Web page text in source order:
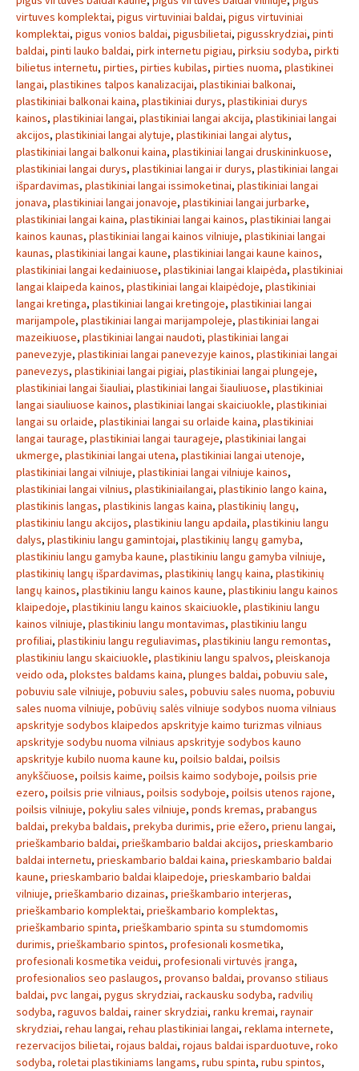
virtuves komplektai, pigus virtuviniai baldai, pigus virtuviniai
komplektai, pigus vonios baldai, pigusbilietai, pigusskrydziai, pinti
baldai, pinti lauko baldai, pirk internetu pigiau, pirksiu sodyba, pirkti
bilietus internetu, pirties, pirties kubilas, pirties nuoma, plastikinei
langai, plastikines talpos kanalizacijai, plastikiniai balkonai,
plastikiniai balkonai kaina, plastikiniai durys, plastikiniai durys
kainos, plastikiniai langai, plastikiniai langai akcija, plastikiniai langai
akcijos, plastikiniai langai alytuje, plastikiniai langai alytus,
plastikiniai langai balkonui kaina, plastikiniai langai druskininkuose,
plastikiniai langai durys, plastikiniai langai ir durys, plastikiniai langai
išpardavimas, plastikiniai langai issimoketinai, plastikiniai langai
jonava, plastikiniai langai jonavoje, plastikiniai langai jurbarke,
plastikiniai langai kaina, plastikiniai langai kainos, plastikiniai langai
kainos kaunas, plastikiniai langai kainos vilniuje, plastikiniai langai
kaunas, plastikiniai langai kaune, plastikiniai langai kaune kainos,
plastikiniai langai kedainiuose, plastikiniai langai klaipėda, plastikiniai
langai klaipeda kainos, plastikiniai langai klaipėdoje, plastikiniai
langai kretinga, plastikiniai langai kretingoje, plastikiniai langai
marijampole, plastikiniai langai marijampoleje, plastikiniai langai
mazeikiuose, plastikiniai langai naudoti, plastikiniai langai
panevezyje, plastikiniai langai panevezyje kainos, plastikiniai langai
panevezys, plastikiniai langai pigiai, plastikiniai langai plungeje,
plastikiniai langai šiauliai, plastikiniai langai šiauliuose, plastikiniai
langai siauliuose kainos, plastikiniai langai skaiciuokle, plastikiniai
langai su orlaide, plastikiniai langai su orlaide kaina, plastikiniai
langai taurage, plastikiniai langai taurageje, plastikiniai langai
ukmerge, plastikiniai langai utena, plastikiniai langai utenoje,
plastikiniai langai vilniuje, plastikiniai langai vilniuje kainos,
plastikiniai langai vilnius, plastikiniailangai, plastikinio lango kaina,
plastikinis langas, plastikinis langas kaina, plastikinių langų,
plastikiniu langu akcijos, plastikiniu langu apdaila, plastikiniu langu
dalys, plastikiniu langu gamintojai, plastikinių langų gamyba,
plastikiniu langu gamyba kaune, plastikiniu langu gamyba vilniuje,
plastikinių langų išpardavimas, plastikinių langų kaina, plastikinių
langų kainos, plastikiniu langu kainos kaune, plastikiniu langu kainos
klaipedoje, plastikiniu langu kainos skaiciuokle, plastikiniu langu
kainos vilniuje, plastikiniu langu montavimas, plastikiniu langu
profiliai, plastikiniu langu reguliavimas, plastikiniu langu remontas,
plastikiniu langu skaiciuokle, plastikiniu langu spalvos, pleiskanoja
veido oda, plokstes baldams kaina, plunges baldai, pobuviu sale,
pobuviu sale vilniuje, pobuviu sales, pobuviu sales nuoma, pobuviu
sales nuoma vilniuje, pobūvių salės vilniuje sodybos nuoma vilniaus
apskrityje sodybos klaipedos apskrityje kaimo turizmas vilniaus
apskrityje sodybu nuoma vilniaus apskrityje sodybos kauno
apskrityje kubilo nuoma kaune ku, poilsio baldai, poilsis
anykščiuose, poilsis kaime, poilsis kaimo sodyboje, poilsis prie
ezero, poilsis prie vilniaus, poilsis sodyboje, poilsis utenos rajone,
poilsis vilniuje, pokyliu sales vilniuje, ponds kremas, prabangus
baldai, prekyba baldais, prekyba durimis, prie ežero, prienu langai,
prieškambario baldai, prieškambario baldai akcijos, prieskambario
baldai internetu, prieskambario baldai kaina, prieskambario baldai
kaune, prieskambario baldai klaipedoje, prieskambario baldai
vilniuje, prieškambario dizainas, prieškambario interjeras,
prieškambario komplektai, prieškambario komplektas,
prieškambario spinta, prieškambario spinta su stumdomomis
durimis, prieškambario spintos, profesionali kosmetika,
profesionali kosmetika veidui, profesionali virtuvės įranga,
profesionalios seo paslaugos, provanso baldai, provanso stiliaus
baldai, pvc langai, pygus skrydziai, rackausku sodyba, radvilių
sodyba, raguvos baldai, rainer skrydziai, ranku kremai, raynair
skrydziai, rehau langai, rehau plastikiniai langai, reklama internete,
rezervacijos bilietai, rojaus baldai, rojaus baldai isparduotuve, roko
sodyba, roletai plastikiniams langams, rubu spinta, rubu spintos,